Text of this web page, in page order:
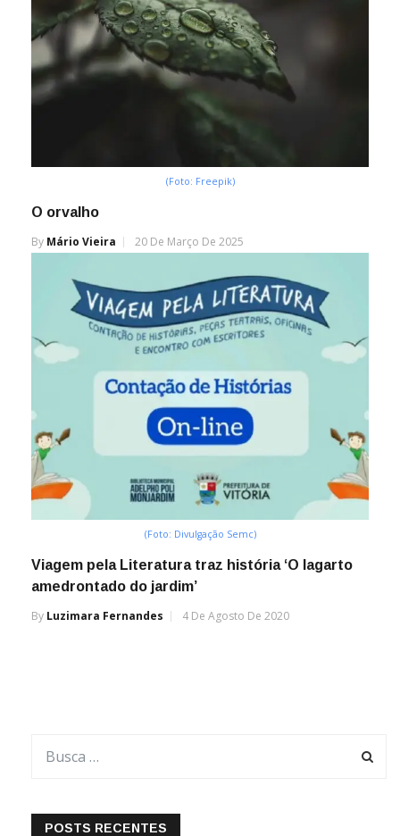
(Foto: Freepik)
O orvalho
By Mário Vieira 20 De Março De 2025
(Foto: Divulgação Semc)
Viagem pela Literatura traz história ‘O lagarto
amedrontado do jardim’
By Luzimara Fernandes 4 De Agosto De 2020
POSTS RECENTES